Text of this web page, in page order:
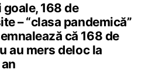
goale, 168 de
– “clasa pandemică”
că 168 de
au mers deloc la